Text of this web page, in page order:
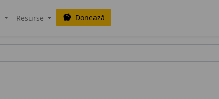
Resurse savings Donează